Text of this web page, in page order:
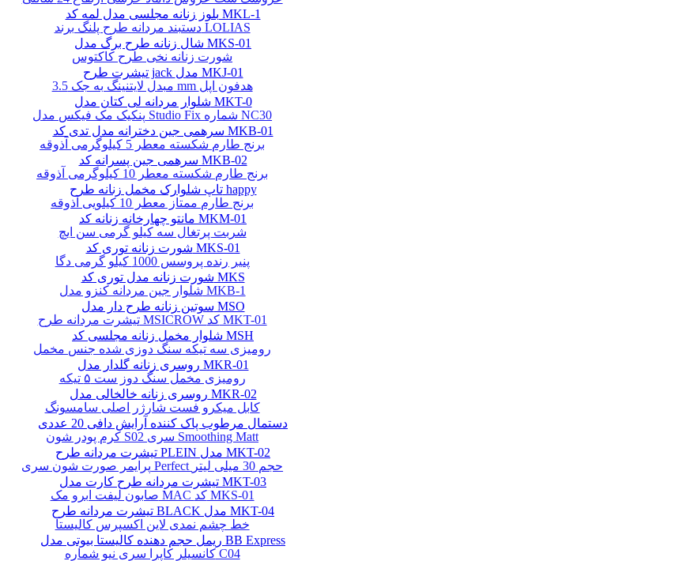
دستبند مردانه طرح پلنگ برند LOLIAS
شورت زنانه نخی طرح کاکتوس
مبدل لایتنینگ به جک 3.5 mm هدفون اپل
پنکیک مک فیکس مدل Studio Fix شماره NC30
برنج طارم شکسته معطر 5 کیلوگرمی آذوقه
برنج طارم شکسته معطر 10 کیلوگرمی آذوقه
برنج طارم ممتاز معطر 10 کیلویی آذوقه
شربت پرتغال سه کیلو گرمی سن ایچ
پنیر رنده پروسس 1000 کیلو گرمی دگا
شلوار جین مردانه کنزو مدل MKB-1
تیشرت مردانه طرح MSICROW کد MKT-01
رومیزی سه تیکه سنگ دوزی شده جنس مخمل
رومیزی مخمل سنگ دوز ست ۵ تیکه
کابل میکرو فست شارژر اصلی سامسونگ
کرم پودر شون S02 سری Smoothing Matt
پرایمر صورت شون سری Perfect حجم 30 میلی لیتر
صابون لیفت ابرو مک MAC کد MKS-01
خط چشم نمدی لاین اکسپرس کالیستا
کانسیلر کاپرا سری نیو شماره C04
بلوز زنانه مجلسی مدل لمه کد MKL-1
شال زنانه طرح برگ مدل MKS-01
تیشرت طرح jack مدل MKJ-01
شلوار مردانه لی کتان مدل MKT-0
سرهمی جین دخترانه مدل تدی کد MKB-01
سرهمی جین پسرانه کد MKB-02
تاپ شلوارک مخمل زنانه طرح happy
مانتو چهارخانه زنانه کد MKM-01
شورت زنانه توری کد MKS-01
شورت زنانه مدل توری کد MKS
سوتین زنانه طرح دار مدل MSO
شلوار مخمل زنانه مجلسی کد MSH
روسری زنانه گلدار مدل MKR-01
روسری زنانه خالخالی مدل MKR-02
دستمال مرطوب پاک کننده آرایش دافی 20 عددی
تیشرت مردانه طرح PLEIN مدل MKT-02
تیشرت مردانه طرح کارت مدل MKT-03
تیشرت مردانه طرح BLACK مدل MKT-04
ریمل حجم دهنده کالیستا بیوتی مدل BB Express